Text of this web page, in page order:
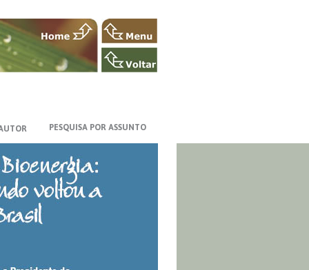
PESQUISA POR ASSUNTO